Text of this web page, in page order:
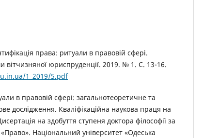
права: ритуали в правовій сфері.
вітчизняної юриспруденції. 2019. № 1. С. 13-16.
1_2019/5.pdf
в правовій сфері: загальнотеоретичне та
дослідження. Кваліфікаційна наукова праця на
на здобуття ступеня доктора філософії за
Національний університет «Одеська